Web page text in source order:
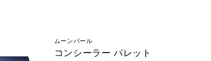
香酸ヘキシル、（ジメチコン／ビニルジメチコン）クロスポ
ムーンパール
コンシーラー パレット